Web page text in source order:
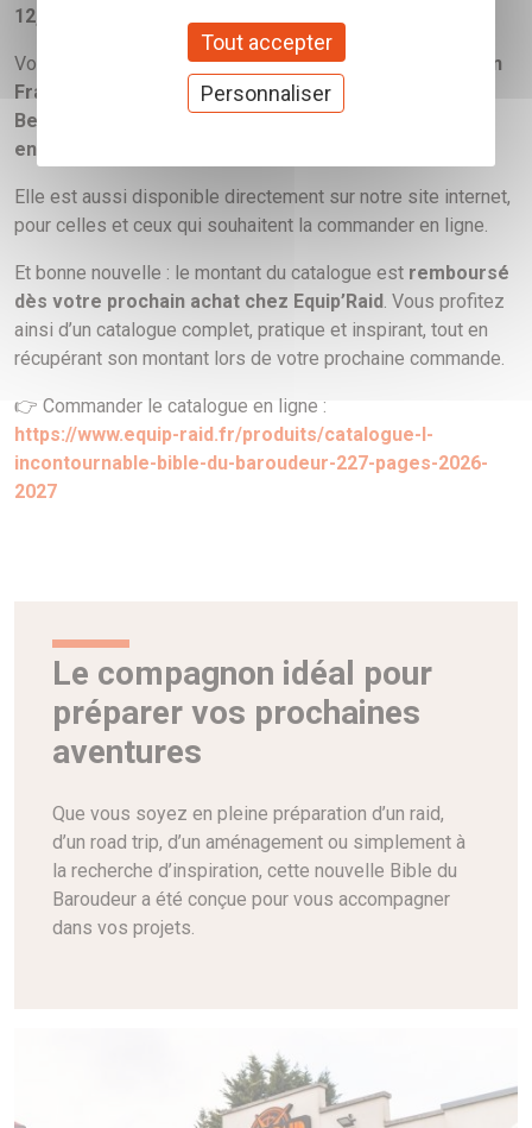
12,90 €
Vous pouvez la retrouver dansplus de 7 500 kiosques en
France
, au plus proche de chez vous, mais également en
Belgique, au Luxembourg, en Allemagne, au Maroc et
en Tunisie
Elle est aussi disponible directement sur notre site internet,
pour celles et ceux qui souhaitent la commander en ligne.
Et bonne nouvelle : le montant du catalogue est remboursé
dès votre prochain achat chez Equip’Raid . Vous profitez
ainsi d’un catalogue complet, pratique et inspirant, tout en
récupérant son montant lors de votre prochaine commande.
👉 Commander le catalogue en ligne :
https://www.equip-raid.fr/produits/catalogue-l-
incontournable-bible-du-baroudeur-227-pages-2026-
2027
Le compagnon idéal pour
préparer vos prochaines
aventures
Que vous soyez en pleine préparation d’un raid,
d’un road trip, d’un aménagement ou simplement à
la recherche d’inspiration, cette nouvelle Bible du
Baroudeur a été conçue pour vous accompagner
dans vos projets.
Tout accepter
Personnaliser